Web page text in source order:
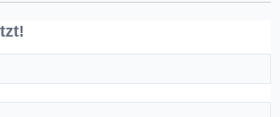
akzeptierst Du unsere